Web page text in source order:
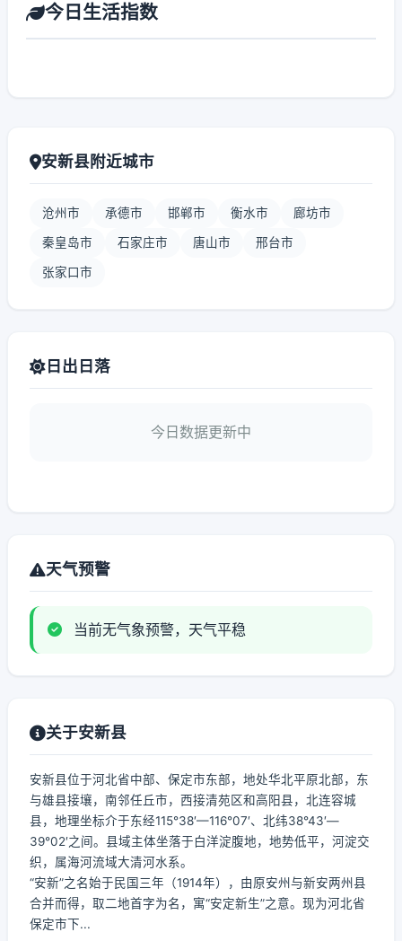
今日生活指数
安新县附近城市
沧州市 承德市 邯郸市 衡水市 廊坊市
秦皇岛市 石家庄市 唐山市 邢台市
张家口市
日出日落
今日数据更新中
天气预警
当前无气象预警，天气平稳
关于安新县
安新县位于河北省中部、保定市东部，地处华北平原北部，东
与雄县接壤，南邻任丘市，西接清苑区和高阳县，北连容城
县，地理坐标介于东经115°38′—116°07′、北纬38°43′—
39°02′之间。县域主体坐落于白洋淀腹地，地势低平，河淀交
织，属海河流域大清河水系。
“安新”之名始于民国三年（1914年），由原安州与新安两州县
合并而得，取二地首字为名，寓“安定新生”之意。现为河北省
保定市下...